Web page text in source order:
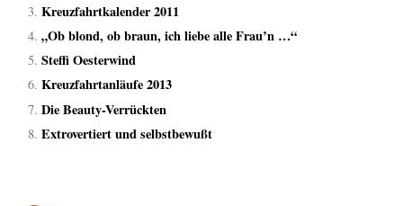
Kreuzfahrtkalender 2011
„Ob blond, ob braun, ich liebe alle Frau’n …“
Steffi Oesterwind
Kreuzfahrtanläufe 2013
Die Beauty-Verrückten
Extrovertiert und selbstbewußt